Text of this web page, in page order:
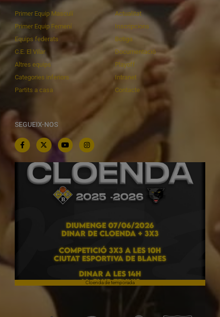
Primer Equip Masculí
Primer Equip Femení
Equips federats
C.E. El Vilar
Altres equips
Categories inferiors
Partits a casa
Actualitat
Inscripcions
Botiga
Documentació
Playoff
Intranet
Contacte
SEGUEIX-NOS
Cloenda de temporada